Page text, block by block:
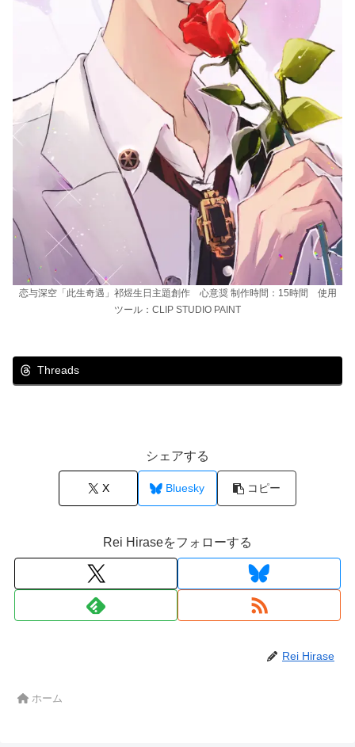
恋与深空「此生奇遇」祁煜生日主題創作 心意奨 制作時間：15時間 使用
ツール：CLIP STUDIO PAINT
Threads
シェアする
X Bluesky コピー
Rei Hiraseをフォローする
Rei Hirase
ホーム